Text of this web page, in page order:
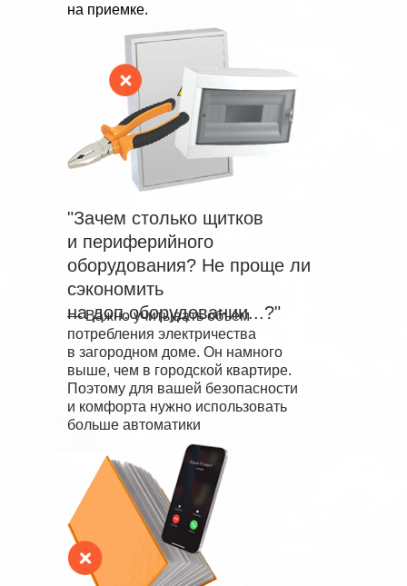
—Важно учитывать объем
потребления электричества
в загородном доме. Он намного
выше, чем в городской квартире.
Поэтому для вашей безопасности
и комфорта нужно использовать
больше автоматики
"Зачем столько щитков
и периферийного
оборудования? Не проще ли
сэкономить
на доп.оборудовании...?"
на приемке.